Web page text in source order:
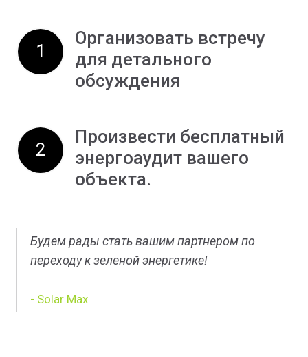
1
Организовать встречу
для детального
обсуждения
2
Произвести бесплатный
энергоаудит вашего
объекта.
Будем рады стать вашим партнером по
переходу к зеленой энергетике!
- Solar Max